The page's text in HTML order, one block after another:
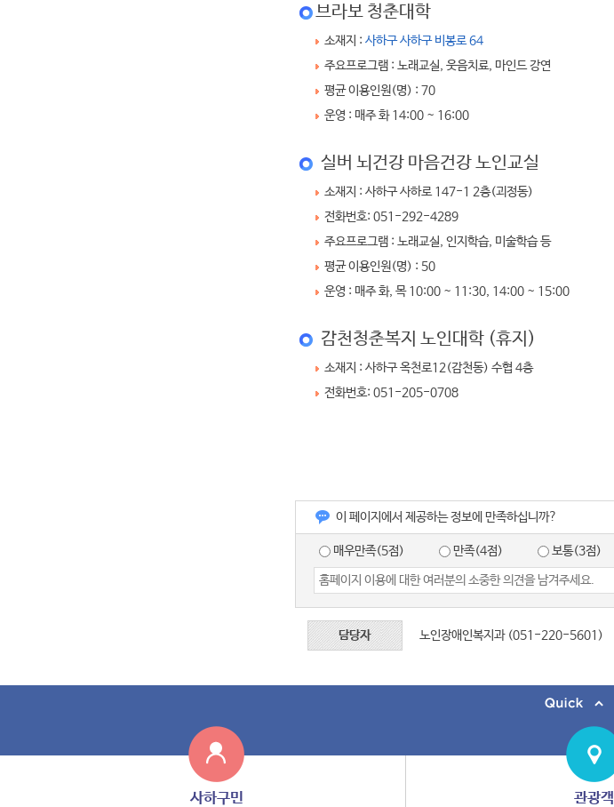
브라보 청춘대학
소재지 : 사하구 사하구 비봉로 64
주요프로그램 : 노래교실, 웃음치료, 마인드 강연
평균 이용인원(명) : 70
운영 : 매주 화 14:00 ~ 16:00
실버 뇌건강 마음건강 노인교실
소재지 : 사하구 사하로 147-1 2층(괴정동)
전화번호: 051-292-4289
주요프로그램 : 노래교실, 인지학습, 미술학습 등
평균 이용인원(명) : 50
운영 : 매주 화, 목 10:00 ~ 11:30, 14:00 ~ 15:00
감천청춘복지 노인대학 (휴지)
소재지 : 사하구 옥천로12(감천동) 수협 4층
전화번호: 051-205-0708
이 페이지에서 제공하는 정보에 만족하십니까?
매우만족(5점) 만족(4점) 보통(3점)
담당자 노인장애인복지과 (051-220-5601)
사하구민 관광객